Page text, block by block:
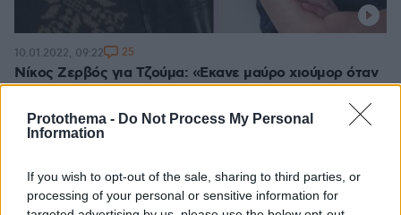
Protothema - Do Not Process My Personal
Information
If you wish to opt-out of the sale, sharing to third parties, or
processing of your personal or sensitive information for
Νίκος Ζερβός για Τζούμα: «Εκανε μαύρο χιούμορ όταν
είπε να σκοτώνουμε τις γυναίκες που μιλάνε πολύ»
«Και εγώ μπορεί να έχω σκεφτεί όταν με πρήζει μια
γυναίκα να την καρυδώσω αλλά είναι σκέψη, δε
καλαμπουριού. Γιατί απαγορεύεται να τα λέμε
αυτά;» είπε ο Νίκος Ζερβός
10.01.2022, 09:22 25